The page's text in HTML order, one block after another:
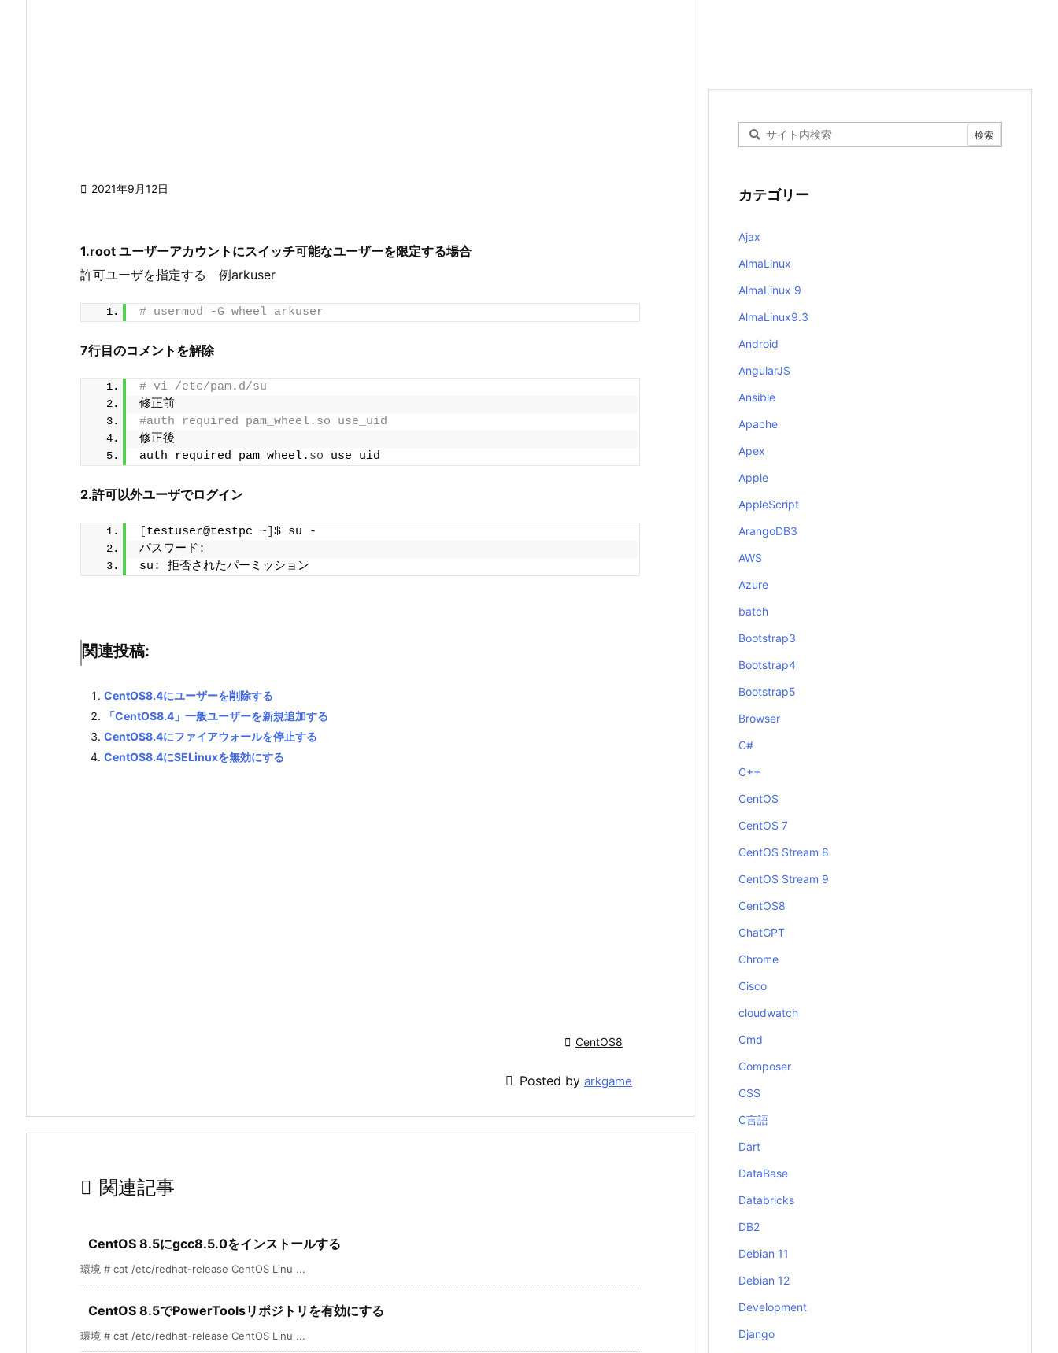
 2021年9月12日
1.root ユーザーアカウントにスイッチ可能なユーザーを限定する場合
許可ユーザを指定する 例arkuser
# usermod -G wheel arkuser
7行目のコメントを解除
# vi /etc/pam.d/su
修正前
#auth required pam_wheel.so use_uid
修正後
auth required pam_wheel. so use_uid
2.許可以外ユーザでログイン
testuser@testpc ~ $ su -
パスワード:
su: 拒否されたパーミッション
関連投稿:
CentOS8.4にユーザーを削除する
「CentOS8.4」一般ユーザーを新規追加する
CentOS8.4にファイアウォールを停止する
CentOS8.4にSELinuxを無効にする
 CentOS8
 Posted by arkgame
 関連記事
CentOS 8.5にgcc8.5.0をインストールする
環境 # cat /etc/redhat-release CentOS Linu ...
CentOS 8.5でPowerToolsリポジトリを有効にする
環境 # cat /etc/redhat-release CentOS Linu ...
カテゴリー
Ajax
AlmaLinux
AlmaLinux 9
AlmaLinux9.3
Android
AngularJS
Ansible
Apache
Apex
Apple
AppleScript
ArangoDB3
AWS
Azure
batch
Bootstrap3
Bootstrap4
Bootstrap5
Browser
C#
C++
CentOS
CentOS 7
CentOS Stream 8
CentOS Stream 9
CentOS8
ChatGPT
Chrome
Cisco
cloudwatch
Cmd
Composer
CSS
C言語
Dart
DataBase
Databricks
DB2
Debian 11
Debian 12
Development
Django